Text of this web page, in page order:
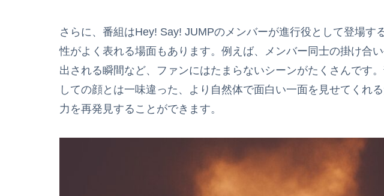
さらに、番組はHey! Say! JUMPのメンバーが進行役として登場す
性がよく表れる場面もあります。例えば、メンバー同士の掛け合
出される瞬間など、ファンにはたまらないシーンがたくさんです
しての顔とは一味違った、より自然体で面白い一面を見せてくれ
力を再発見することができます。